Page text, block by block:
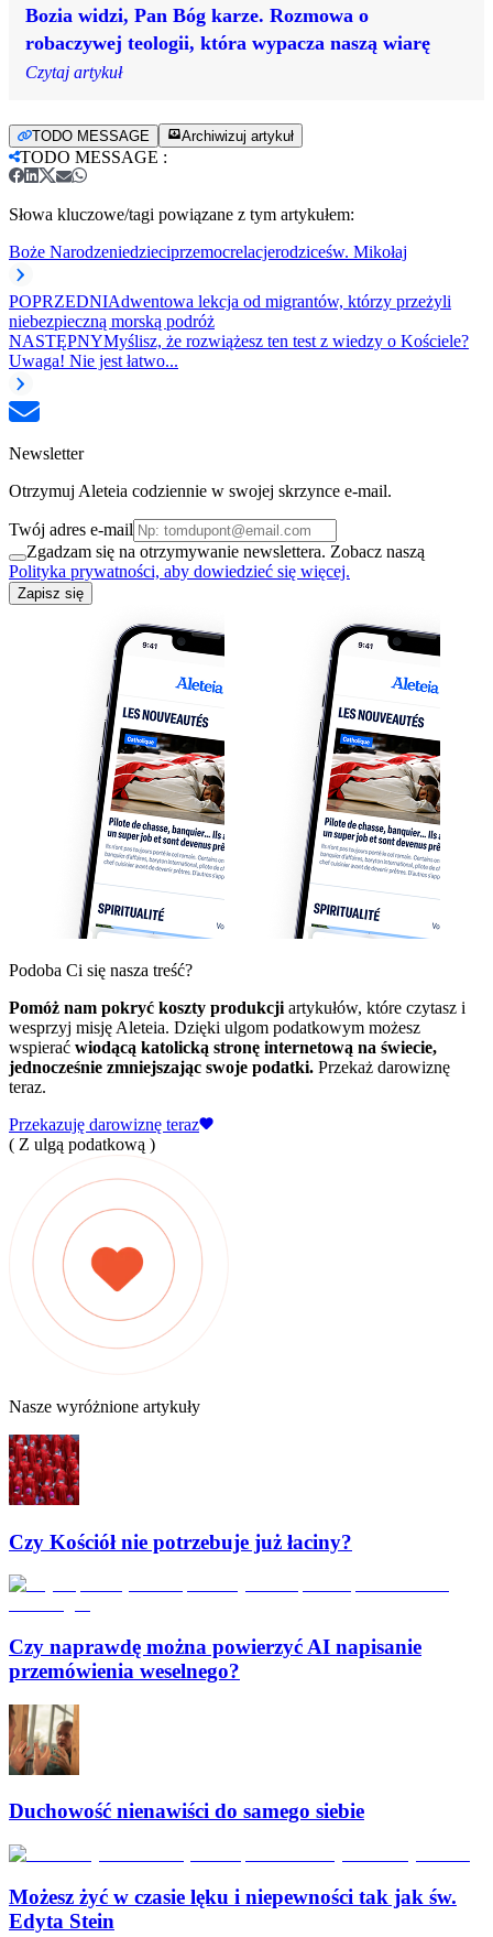
Bozia widzi, Pan Bóg karze. Rozmowa o
robaczywej teologii, która wypacza naszą wiarę
Czytaj artykuł
TODO MESSAGE Archiwizuj artykuł
TODO MESSAGE :
Słowa kluczowe/tagi powiązane z tym artykułem:
Boże Narodzeniedzieciprzemocrelacjerodziceśw. Mikołaj
POPRZEDNIAdwentowa lekcja od migrantów, którzy przeżyli
niebezpieczną morską podróż
NASTĘPNYMyślisz, że rozwiążesz ten test z wiedzy o Kościele?
Uwaga! Nie jest łatwo...
Newsletter
Otrzymuj Aleteia codziennie w swojej skrzynce e-mail.
Twój adres e-mail
Zgadzam się na otrzymywanie newslettera. Zobacz naszą
Polityka prywatności, aby dowiedzieć się więcej.
Zapisz się
Podoba Ci się nasza treść?
Pomóż nam pokryć koszty produkcji artykułów, które czytasz i
wesprzyj misję Aleteia. Dzięki ulgom podatkowym możesz
wspierać wiodącą katolicką stronę internetową na świecie,
jednocześnie zmniejszając swoje podatki. Przekaż darowiznę
teraz.
Przekazuję darowiznę teraz
( Z ulgą podatkową )
Nasze wyróżnione artykuły
Czy Kościół nie potrzebuje już łaciny?
Czy naprawdę można powierzyć AI napisanie
przemówienia weselnego?
Duchowość nienawiści do samego siebie
Możesz żyć w czasie lęku i niepewności tak jak św.
Edyta Stein